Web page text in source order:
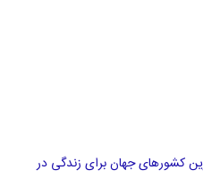
کشور‌های جهان برای زندگی در